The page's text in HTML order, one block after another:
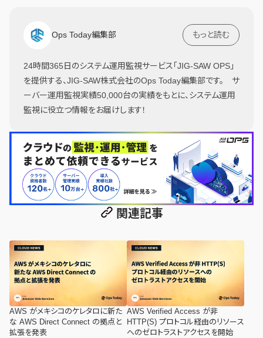
Ops Today編集部 もっと読む
24時間365日のシステム運用監視サービス「JIG-SAW OPS」
を提供する、JIG-SAW株式会社のOps Today編集部です。 サ
ーバー運用監視実績50,000台の実績をもとに、システム運用
監視に役立つ情報をお届けします！
関連記事
AWS がメキシコのケレタロに新た
な AWS Direct Connect の拠点と
拡張を発表
AWS Verified Access が非
HTTP(S) プロトコル経由のリソース
へのゼロトラストアクセスを開始